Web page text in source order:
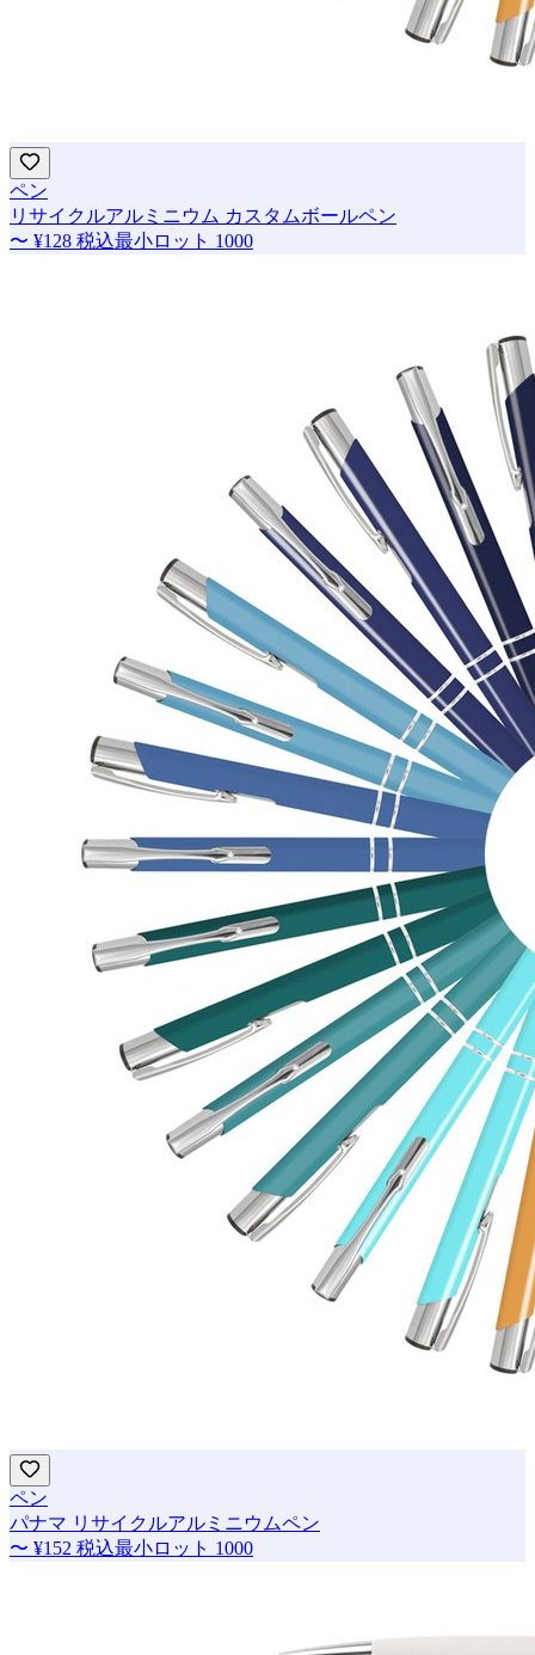
ペン
リサイクルアルミニウム カスタムボールペン
〜 ¥128 税込最小ロット 1000
ペン
パナマ リサイクルアルミニウムペン
〜 ¥152 税込最小ロット 1000